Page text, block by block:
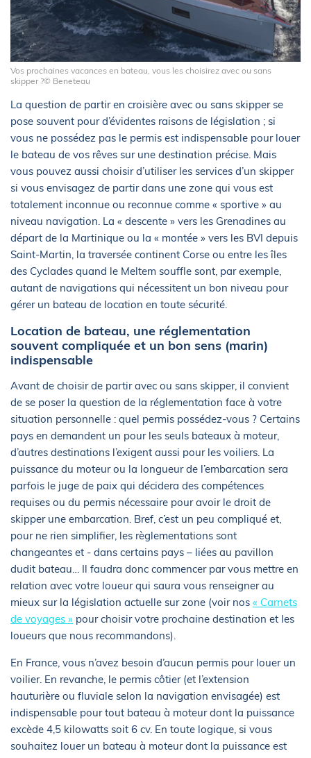
Vos prochaines vacances en bateau, vous les choisirez avec ou sans
skipper ?© Beneteau
La question de partir en croisière avec ou sans skipper se
pose souvent pour d’évidentes raisons de législation ; si
vous ne possédez pas le permis est indispensable pour louer
le bateau de vos rêves sur une destination précise. Mais
vous pouvez aussi choisir d’utiliser les services d’un skipper
si vous envisagez de partir dans une zone qui vous est
totalement inconnue ou reconnue comme « sportive » au
niveau navigation. La « descente » vers les Grenadines au
départ de la Martinique ou la « montée » vers les BVI depuis
Saint-Martin, la traversée continent Corse ou entre les îles
des Cyclades quand le Meltem souffle sont, par exemple,
autant de navigations qui nécessitent un bon niveau pour
gérer un bateau de location en toute sécurité.
Location de bateau, une réglementation
souvent compliquée et un bon sens (marin)
indispensable
Avant de choisir de partir avec ou sans skipper, il convient
de se poser la question de la réglementation face à votre
situation personnelle : quel permis possédez-vous ? Certains
pays en demandent un pour les seuls bateaux à moteur,
d’autres destinations l’exigent aussi pour les voiliers. La
puissance du moteur ou la longueur de l’embarcation sera
parfois le juge de paix qui décidera des compétences
requises ou du permis nécessaire pour avoir le droit de
skipper une embarcation. Bref, c’est un peu compliqué et,
pour ne rien simplifier, les règlementations sont
changeantes et - dans certains pays – liées au pavillon
dudit bateau… Il faudra donc commencer par vous mettre en
relation avec votre loueur qui saura vous renseigner au
mieux sur la législation actuelle sur zone (voir nos « Carnets
de voyages » pour choisir votre prochaine destination et les
loueurs que nous recommandons).
En France, vous n’avez besoin d’aucun permis pour louer un
voilier. En revanche, le permis côtier (et l’extension
hauturière ou fluviale selon la navigation envisagée) est
indispensable pour tout bateau à moteur dont la puissance
excède 4,5 kilowatts soit 6 cv. En toute logique, si vous
souhaitez louer un bateau à moteur dont la puissance est